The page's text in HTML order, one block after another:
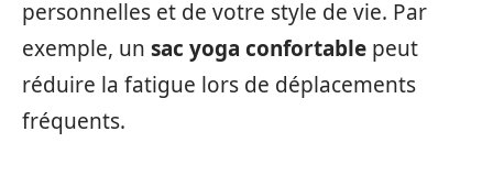
personnelles et de votre style de vie. Par
exemple, un sac yoga confortable peut
réduire la fatigue lors de déplacements
fréquents.